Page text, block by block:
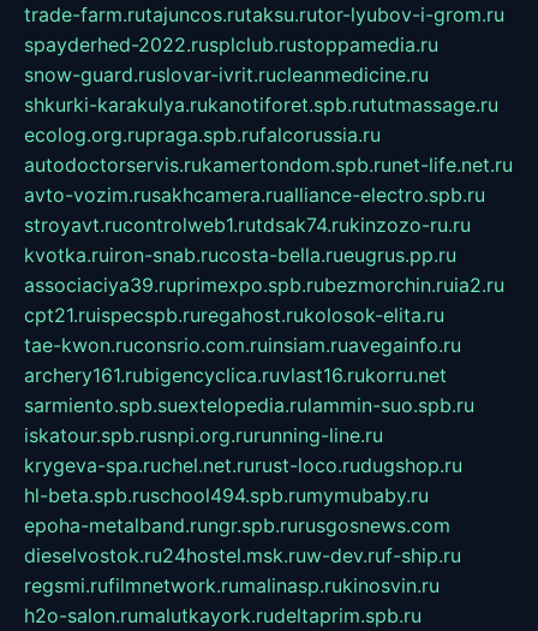
trade-farm.rutajuncos.rutaksu.rutor-lyubov-i-grom.ru
spayderhed-2022.rusplclub.rustoppamedia.ru
snow-guard.ruslovar-ivrit.rucleanmedicine.ru
shkurki-karakulya.rukanotiforet.spb.rututmassage.ru
ecolog.org.rupraga.spb.rufalcorussia.ru
autodoctorservis.rukamertondom.spb.runet-life.net.ru
avto-vozim.rusakhcamera.rualliance-electro.spb.ru
stroyavt.rucontrolweb1.rutdsak74.rukinzozo-ru.ru
kvotka.ruiron-snab.rucosta-bella.rueugrus.pp.ru
associaciya39.ruprimexpo.spb.rubezmorchin.ruia2.ru
cpt21.ruispecspb.ruregahost.rukolosok-elita.ru
tae-kwon.ruconsrio.com.ruinsiam.ruavegainfo.ru
archery161.rubigencyclica.ruvlast16.rukorru.net
sarmiento.spb.suextelopedia.rulammin-suo.spb.ru
iskatour.spb.rusnpi.org.rurunning-line.ru
krygeva-spa.ruchel.net.rurust-loco.rudugshop.ru
hl-beta.spb.ruschool494.spb.rumymubaby.ru
epoha-metalband.rungr.spb.rurusgosnews.com
dieselvostok.ru24hostel.msk.ruw-dev.ruf-ship.ru
regsmi.rufilmnetwork.rumalinasp.rukinosvin.ru
h2o-salon.rumalutkayork.rudeltaprim.spb.ru